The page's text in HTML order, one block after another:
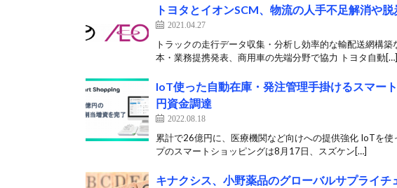
トヨタとイオンSCM、物流の人手不足解消や
2021.04.27
トラックの走行データ収集・分析し効率的な輸配送網構
本・業務提携発表、商用車の先端分野で協力 トヨタ自動[…]
IoT使った自動在庫・発注管理手掛けるスマー
円資金調達
2022.08.18
累計で26億円に、医療機関など向けへの提供強化 IoTを
プのスマートショッピングは8月17日、スズケン[…]
キナクシス、小野薬品のグローバルサプライチ